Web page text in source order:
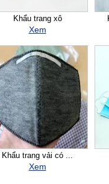
Khẩu trang xô
Xem
Khẩu trang vải có ...
Xem